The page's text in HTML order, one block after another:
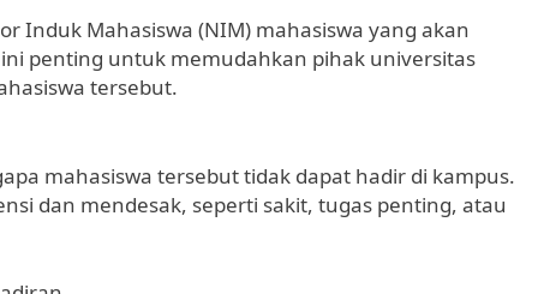
Induk Mahasiswa (NIM) mahasiswa yang akan
penting untuk memudahkan pihak universitas
tersebut.
mahasiswa tersebut tidak dapat hadir di kampus.
dan mendesak, seperti sakit, tugas penting, atau